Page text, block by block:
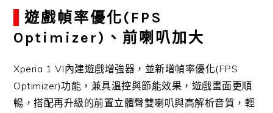
遊戲幀率優化(FPS
Optimizer)、前喇叭加大
Xperia 1 VI內建遊戲增強器，並新增幀率優化(FPS
Optimizer)功能，兼具溫控與節能效果，遊戲畫面更順
暢，搭配再升級的前置立體聲雙喇叭與高解析音質，輕